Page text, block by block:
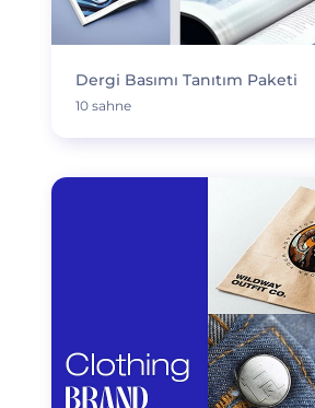
Dergi Basımı Tanıtım Paketi
10 sahne